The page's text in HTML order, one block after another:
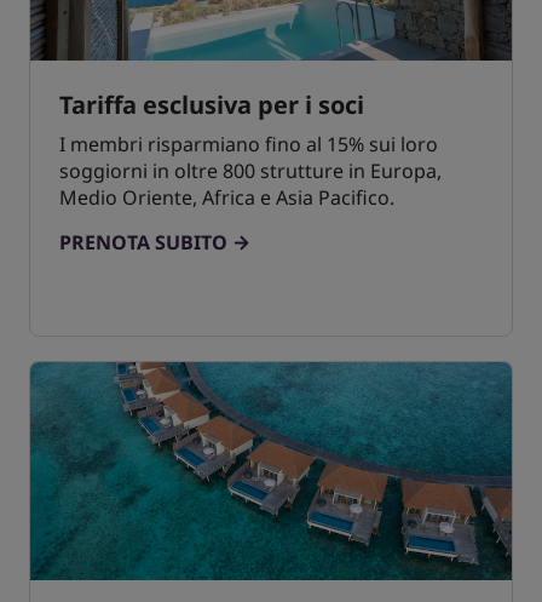
Tariffa esclusiva per i soci
I membri risparmiano fino al 15% sui loro
soggiorni in oltre 800 strutture in Europa,
Medio Oriente, Africa e Asia Pacifico.
PRENOTA SUBITO